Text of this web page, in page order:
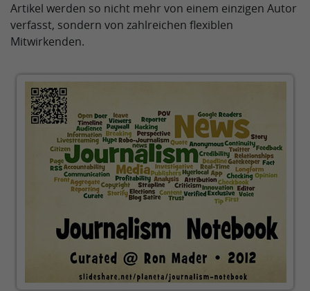
Artikel werden so nicht mehr von einem einzigen Autor
verfasst, sondern von zahlreichen flexiblen
Mitwirkenden.